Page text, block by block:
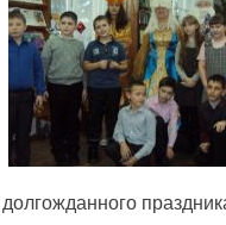
долгожданного